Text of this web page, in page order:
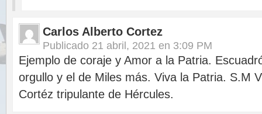
Carlos Alberto Cortez
Publicado 21 abril, 2021 en 3:09 PM
Ejemplo de coraje y Amor a la Patria.
orgullo y el de Miles más. Viva la Patria. S.M
Cortéz tripulante de Hércules.